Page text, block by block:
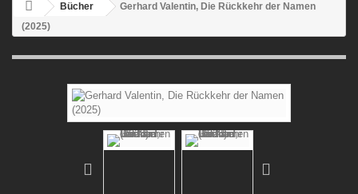
Bücher
Gerhard Valentin, Die Rückkehr der Namen
(2025)